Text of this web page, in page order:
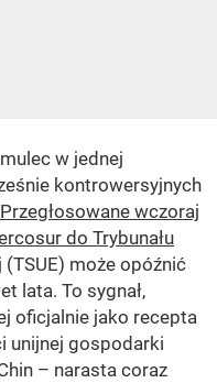
w jednej
kontrowersyjnych
Przegłosowane wczoraj
do Trybunału
(TSUE) może opóźnić
lata. To sygnał,
oficjalnie jako recepta
unijnej gospodarki
– narasta coraz